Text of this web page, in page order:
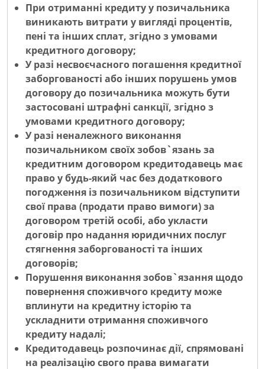
При отриманні кредиту у позичальника
виникають витрати у вигляді процентів,
пені та інших сплат, згідно з умовами
кредитного договору;
У разі несвоєчасного погашення кредитної
заборгованості або інших порушень умов
договору до позичальника можуть бути
застосовані штрафні санкції, згідно з
умовами кредитного договору;
У разі неналежного виконання
позичальником своїх зобов`язань за
кредитним договором кредитодавець має
право у будь-який час без додаткового
погодження із позичальником відступити
свої права (продати право вимоги) за
договором третій особі, або укласти
договір про надання юридичних послуг
стягнення заборгованості та інших
договорів;
Порушення виконання зобов`язання щодо
повернення споживчого кредиту може
вплинути на кредитну історію та
ускладнити отримання споживчого
кредиту надалі;
Кредитодавець розпочинає дії, спрямовані
на реалізацію свого права вимагати